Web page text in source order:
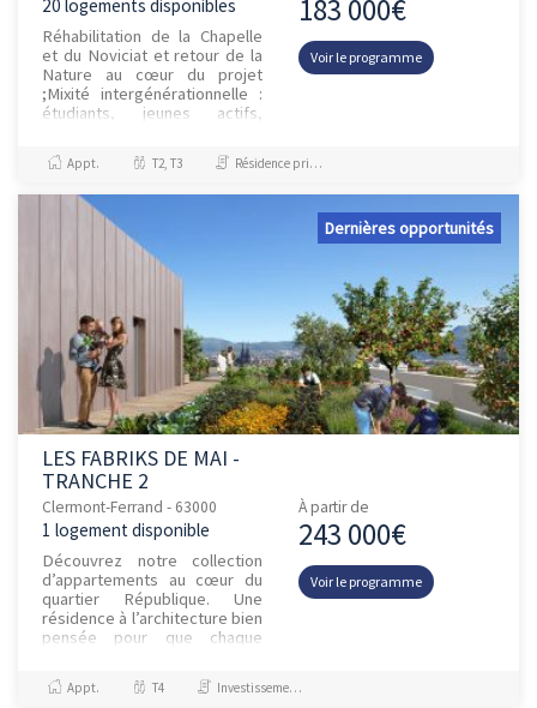
20 logements disponibles
Réhabilitation de la Chapelle
et du Noviciat et retour de la
Nature au cœur du projet
;Mixité intergénérationnelle :
étudiants, jeunes actifs,
appartements avec...
183 000€
Voir le programme
Appt. T2, T3 Résidence principale / PTZ, Investissement et Défiscalisation
Dernières opportunités
LES FABRIKS DE MAI -
TRANCHE 2
Clermont-Ferrand - 63000
1 logement disponible
Découvrez notre collection
d’appartements au cœur du
quartier République. Une
résidence à l’architecture bien
pensée pour que chaque
intimité. Balcon, terrasse o...
À partir de
243 000€
Voir le programme
Appt. T4 Investissement et Défiscalisation, Jeanbrun